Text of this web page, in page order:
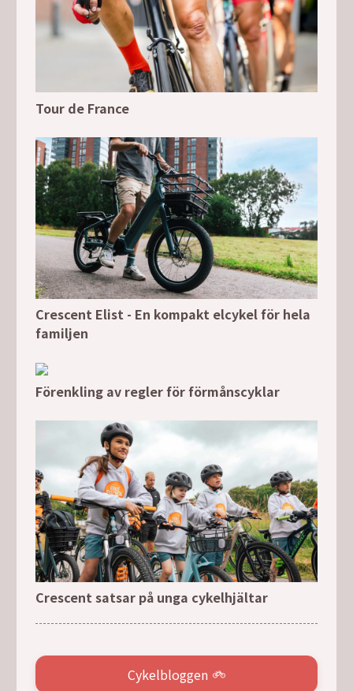
Tour de France
Crescent Elist - En kompakt elcykel för hela
familjen
Förenkling av regler för förmånscyklar
Crescent satsar på unga cykelhjältar
Cykelbloggen